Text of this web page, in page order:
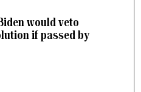
would veto
if passed by